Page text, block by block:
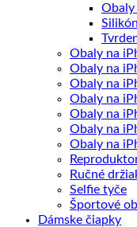
Obaly
Obaly na
Obaly na
Obaly na
Obaly na
Obaly na
Obaly na
Obaly na
Ručné
Selfie tyče
Športové
Dámske čiapky